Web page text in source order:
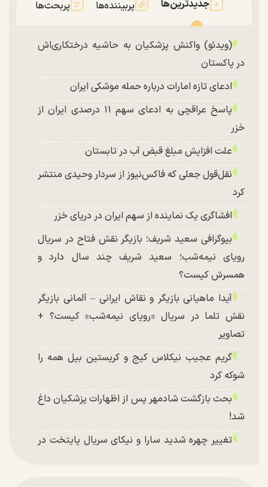
جدیدترین‌ها پربیننده‌ها پربحث‌ها
(ویدئو) واکنش پزشکیان به حاشیه درختکاری‌اش
در پاکستان
ادعای تازه امارات درباره حمله موشکی ایران
پاسخ عراقچی به ادعای سهم ۱۱ درصدی ایران از
خزر
علت افزایش مبلغ قبض آب در تابستان
نقل‌قول جعلی که فاکس‌نیوز از سردار وحیدی منتشر
کرد
افشاگری یک نماینده از سهم ایران در دریای خزر
بیوگرافی سعید شریف؛ بازیگر نقش فتاح در سریال
رویای نیمه‌شب؛ سعید شریف چند سال دارد و
همسرش کیست؟
آیدا ماهیانی بازیگر و نقاش ایرانی – آلمانی بازیگر
نقش تلما در سریال «رویای نیمه‌شب» کیست؟ +
تصاویر
گریم عجیب نیکلاس کیج و کریستین بیل همه را
شوکه کرد
بحث بازگشت شادمهر پس از اظهارات پزشکیان داغ
شد!
تغییر چهره شدید سارا و نیکای سریال پایتخت در